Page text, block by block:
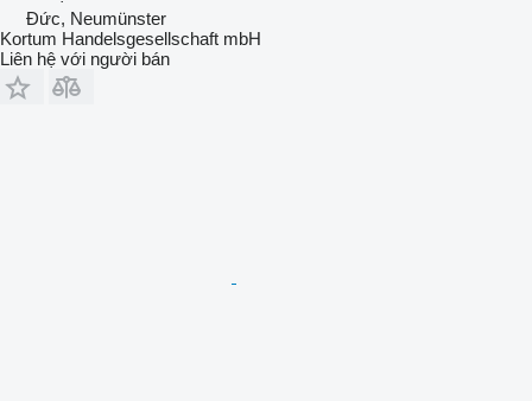
Đức, Neumünster
Kortum Handelsgesellschaft mbH
Liên hệ với người bán